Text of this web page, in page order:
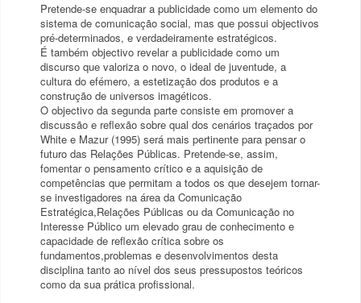
Pretende-se enquadrar a publicidade como um elemento do
sistema de comunicação social, mas que possui objectivos
pré-determinados, e verdadeiramente estratégicos.
É também objectivo revelar a publicidade como um
discurso que valoriza o novo, o ideal de juventude, a
cultura do efémero, a estetização dos produtos e a
construção de universos imagéticos.
O objectivo da segunda parte consiste em promover a
discussão e reflexão sobre qual dos cenários traçados por
White e Mazur (1995) será mais pertinente para pensar o
futuro das Relações Públicas. Pretende-se, assim,
fomentar o pensamento crítico e a aquisição de
competências que permitam a todos os que desejem tornar-
se investigadores na área da Comunicação
Estratégica,Relações Públicas ou da Comunicação no
Interesse Público um elevado grau de conhecimento e
capacidade de reflexão crítica sobre os
fundamentos,problemas e desenvolvimentos desta
disciplina tanto ao nível dos seus pressupostos teóricos
como da sua prática profissional.